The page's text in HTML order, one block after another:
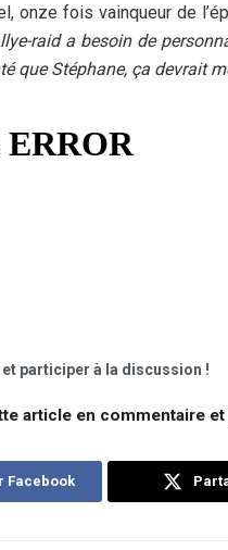
onze fois vainqueur de
raid a besoin de
que Stéphane, ça devrait
participer à la discussion !
article en commentaire
Facebook